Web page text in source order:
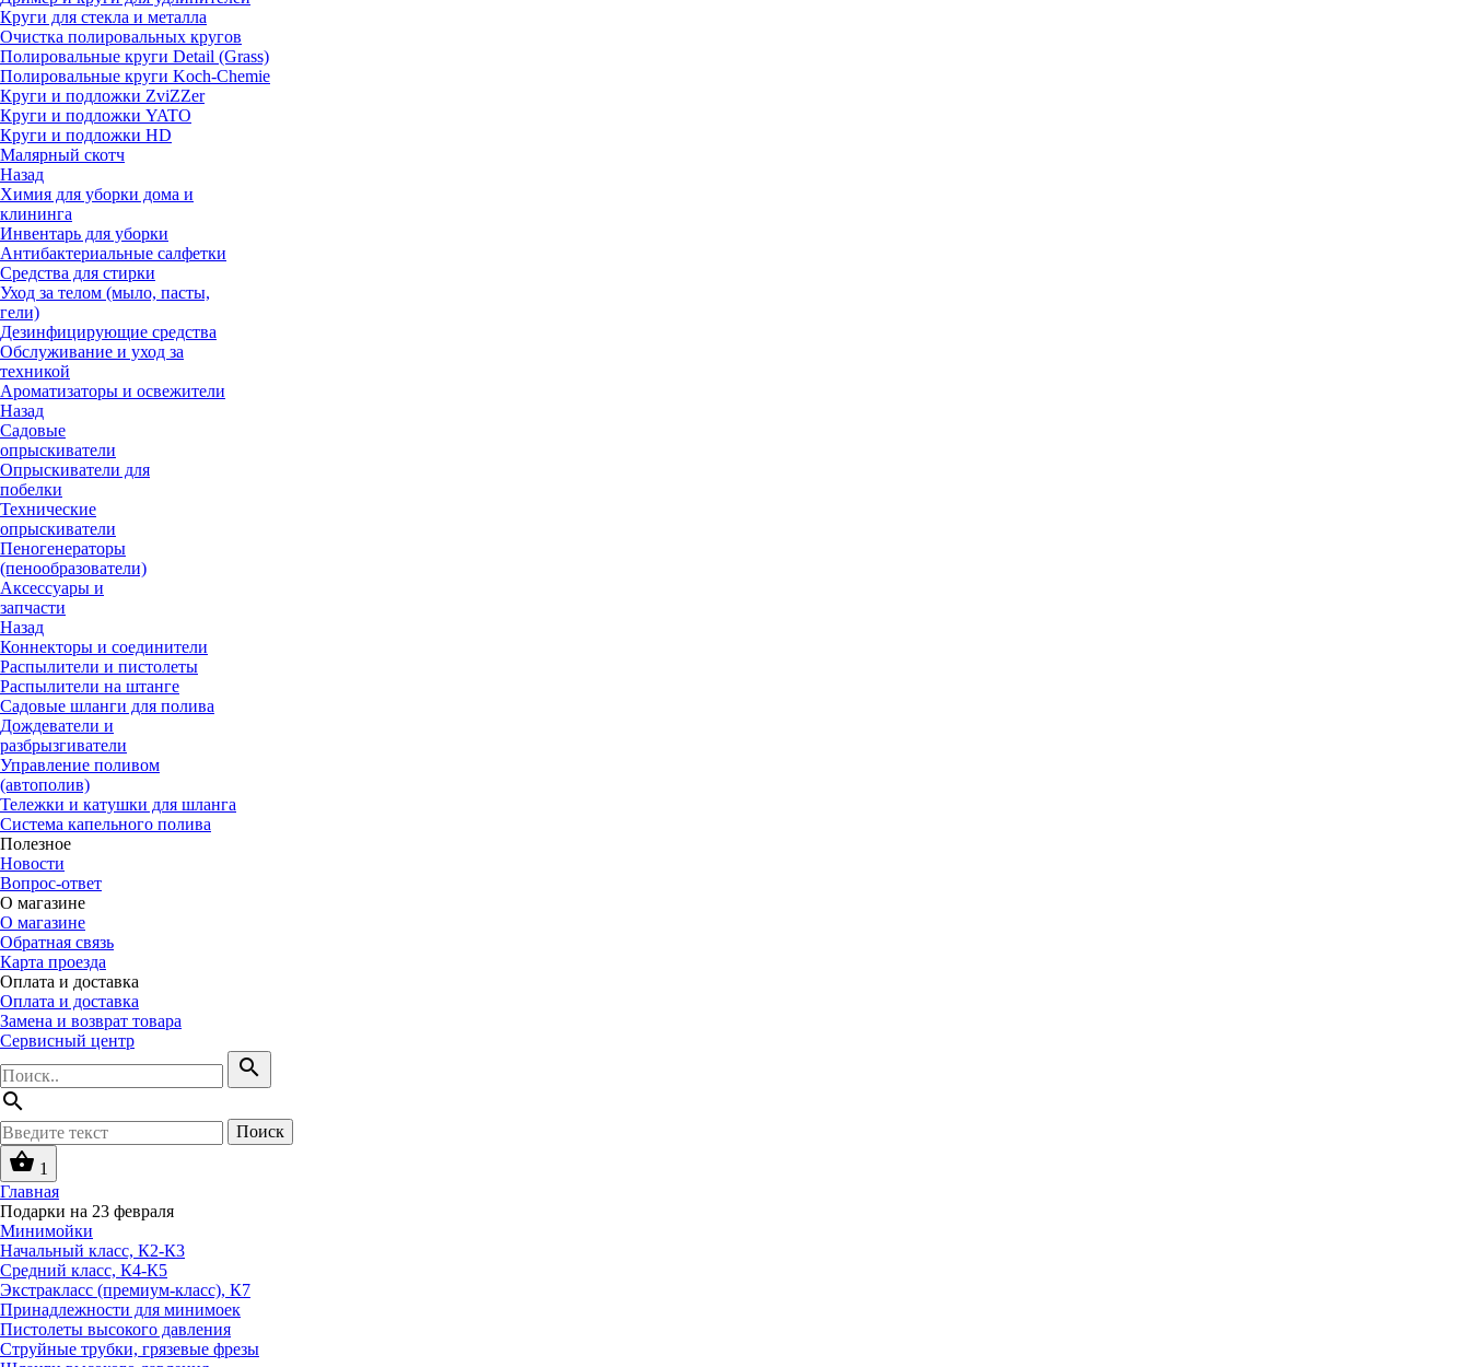
Круги для стекла и металла
Очистка полировальных кругов
Полировальные круги Detail (Grass)
Полировальные круги Koch-Chemie
Круги и подложки ZviZZer
Круги и подложки YATO
Круги и подложки HD
Малярный скотч
Назад
Химия для уборки дома и
клининга
Инвентарь для уборки
Антибактериальные салфетки
Средства для стирки
Уход за телом (мыло, пасты,
гели)
Дезинфицирующие средства
Обслуживание и уход за
техникой
Ароматизаторы и освежители
Назад
Садовые
опрыскиватели
Опрыскиватели для
побелки
Технические
опрыскиватели
Пеногенераторы
(пенообразователи)
Аксессуары и
запчасти
Назад
Коннекторы и соединители
Распылители и пистолеты
Распылители на штанге
Садовые шланги для полива
Дождеватели и
разбрызгиватели
Управление поливом
(автополив)
Тележки и катушки для шланга
Система капельного полива
Полезное
Новости
Вопрос-ответ
О магазине
О магазине
Обратная связь
Карта проезда
Оплата и доставка
Оплата и доставка
Замена и возврат товара
Сервисный центр
search
search
Поиск
shopping_basket 1
Главная
Подарки на 23 февраля
Минимойки
Начальный класс, К2-К3
Средний класс, К4-К5
Экстракласс (премиум-класс), К7
Принадлежности для минимоек
Пистолеты высокого давления
Струйные трубки, грязевые фрезы